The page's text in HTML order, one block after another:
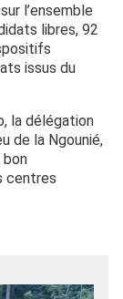
l’ensemble
libres, 92
issus du
la délégation
de la Ngounié,
bon
centres